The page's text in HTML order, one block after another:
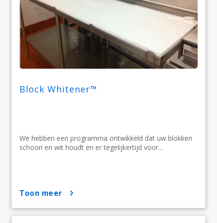
Block Whitener™
We hebben een programma ontwikkeld dat uw blokken
schoon en wit houdt en er tegelijkertijd voor...
toon meer